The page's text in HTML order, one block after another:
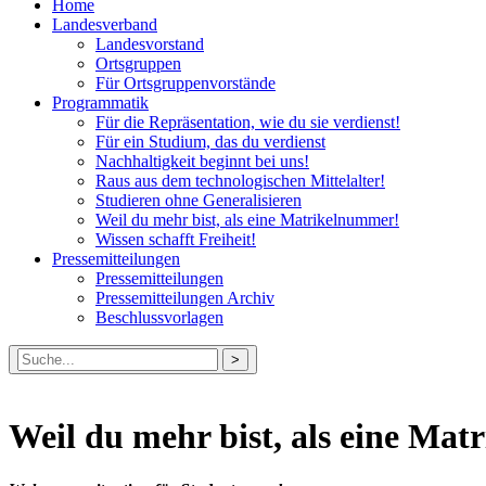
Home
Landesverband
Landesvorstand
Ortsgruppen
Für Ortsgruppenvorstände
Programmatik
Für die Repräsentation, wie du sie verdienst!
Für ein Studium, das du verdienst
Nachhaltigkeit beginnt bei uns!
Raus aus dem technologischen Mittelalter!
Studieren ohne Generalisieren
Weil du mehr bist, als eine Matrikelnummer!
Wissen schafft Freiheit!
Pressemitteilungen
Pressemitteilungen
Pressemitteilungen Archiv
Beschlussvorlagen
Suche
nach:
Weil du mehr bist, als eine